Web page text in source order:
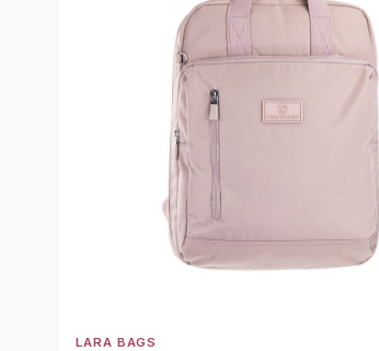
LARA BAGS